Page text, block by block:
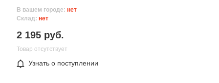
Все поля формы обязательны
данных
В вашем городе: нет
Склад: нет
2 195 руб.
Товар отсутствует
Узнать о поступлении